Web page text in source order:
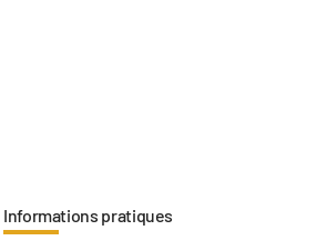
Informations pratiques